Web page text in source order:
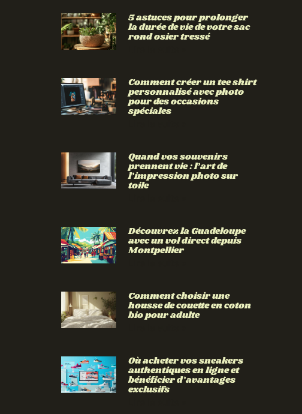
5 astuces pour prolonger
la durée de vie de votre sac
rond osier tressé
Comment créer un tee shirt
personnalisé avec photo
pour des occasions
spéciales
Quand vos souvenirs
prennent vie : l’art de
l’impression photo sur
toile
Découvrez la Guadeloupe
avec un vol direct depuis
Montpellier
Comment choisir une
housse de couette en coton
bio pour adulte
Où acheter vos sneakers
authentiques en ligne et
bénéficier d’avantages
exclusifs